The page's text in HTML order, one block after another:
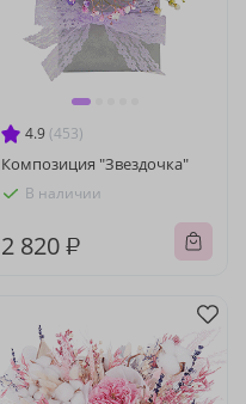
4.9 (453)
Композиция "Звездочка"
В наличии
2 820 ₽